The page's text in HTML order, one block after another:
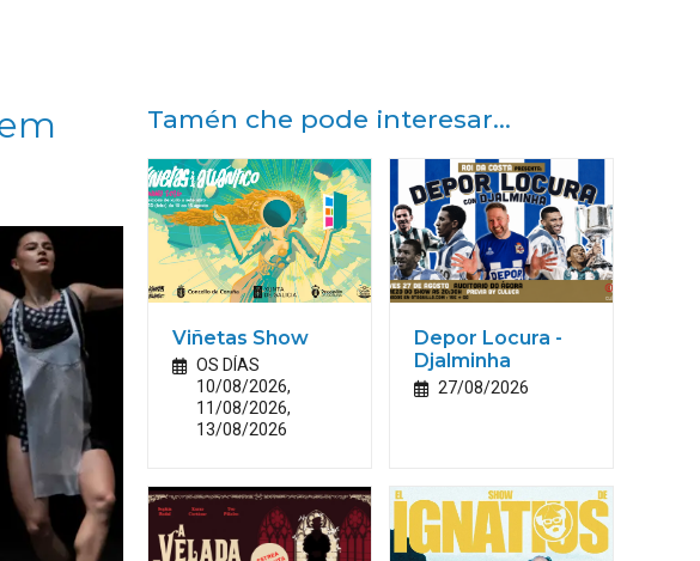
Tamén che pode interesar...
Viñetas Show
OS DÍAS
10/08/2026,
11/08/2026,
13/08/2026
Depor Locura -
Djalminha
27/08/2026